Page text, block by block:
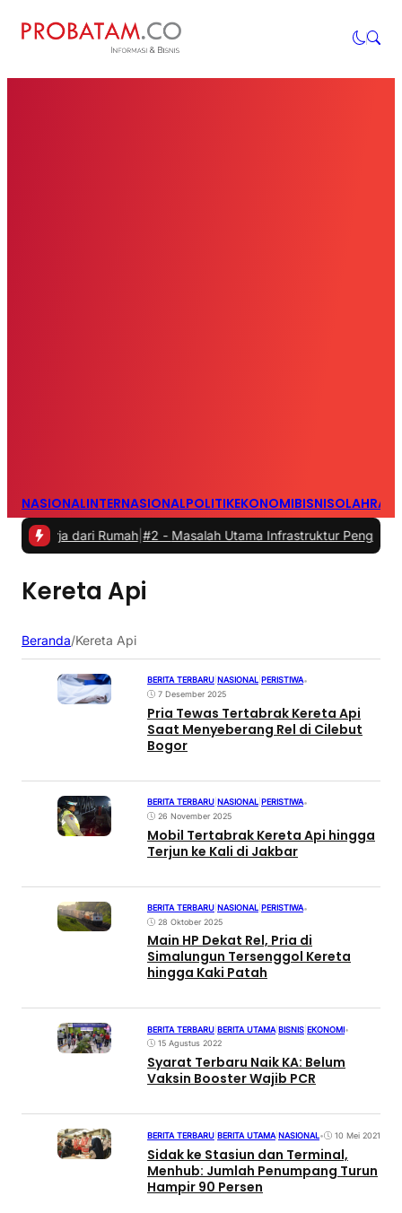
NASIONALINTERNASIONALPOLITIKEKONOMIBISNIS
dari Rumah|#2 -Masalah Utama Infrastruktur Pengisian Daya
Kereta Api
Beranda/Kereta Api
BERITA TERBARU NASIONAL PERISTIWA•
7 Desember 2025
Pria Tewas Tertabrak Kereta Api
Saat Menyeberang Rel di Cilebut
Bogor
BERITA TERBARU NASIONAL PERISTIWA•
26 November 2025
Mobil Tertabrak Kereta Api hingga
Terjun ke Kali di Jakbar
BERITA TERBARU NASIONAL PERISTIWA•
28 Oktober 2025
Main HP Dekat Rel, Pria di
Simalungun Tersenggol Kereta
hingga Kaki Patah
BERITA TERBARU BERITA UTAMA BISNIS EKONOMI•
15 Agustus 2022
Syarat Terbaru Naik KA: Belum
Vaksin Booster Wajib PCR
BERITA TERBARU BERITA UTAMA NASIONAL• 10 Mei 2021
Sidak ke Stasiun dan Terminal,
Menhub: Jumlah Penumpang Turun
Hampir 90 Persen